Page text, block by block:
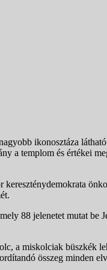
ikonosztáza
a templom és értékei
88 jelenetet mutat be
a miskolciak büszkék
összeg minden